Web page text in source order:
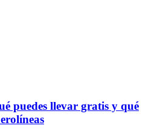
puedes llevar gratis y qué